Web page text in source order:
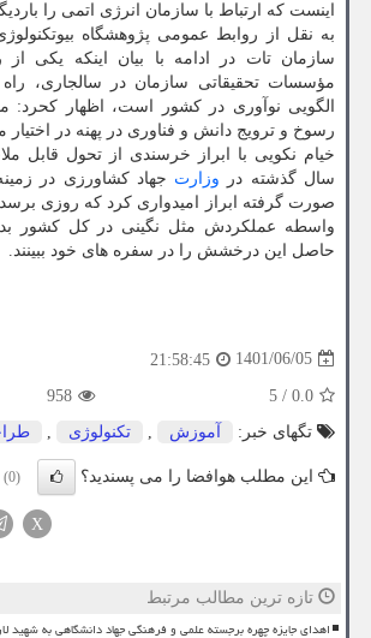
اینست که ارتباط با سازمان انرژی اتمی را
به نقل از روابط عمومی پژوهشگاه
سازمان تات در ادامه با بیان اینکه یکی
الگویی نوآوری در کشور است، اظهار کحرد:
رسوخ و ترویج دانش و فناوری در پهنه در
خیام نکویی با ابراز خرسندی از تحول قابل
سال گذشته در وزارت جهاد کشاورزی در
صورت گرفته ابراز امیدواری کرد که روزی
واسطه عملکردش مثل نگینی در کل کشور
حاصل این درخشش را در سفره های خود ببینند.
1401/06/05
21:58:45
0.0
/
5
958
تگهای خبر:
آموزش , تكنولوژی ,
این مطلب هوافضا را می پسندید؟ (0)
X
تازه ترین مطالب مرتبط
اهدای جایزه چهره برجسته علمی و فرهنگی جهاد دانشگاهی به شهید